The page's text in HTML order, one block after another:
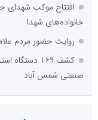
افتتاح موکب شهدای
خانواده‌های شهدا
روایت حضور مردم
کشف 169
صنعتی شمس آباد